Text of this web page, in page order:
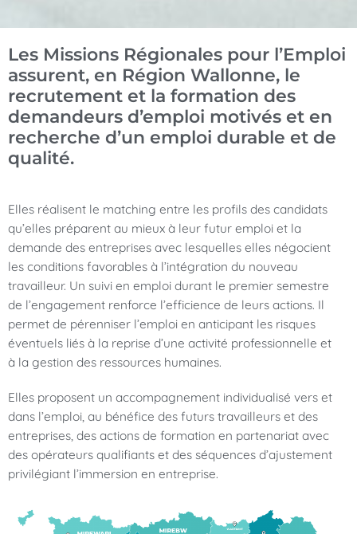
Les Missions Régionales pour l’Emploi
assurent, en Région Wallonne, le
recrutement et la formation des
demandeurs d’emploi motivés et en
recherche d’un emploi durable et de
qualité.
Elles réalisent le matching entre les profils des candidats
qu’elles préparent au mieux à leur futur emploi et la
demande des entreprises avec lesquelles elles négocient
les conditions favorables à l’intégration du nouveau
travailleur. Un suivi en emploi durant le premier semestre
de l’engagement renforce l’efficience de leurs actions. Il
permet de pérenniser l’emploi en anticipant les risques
éventuels liés à la reprise d’une activité professionnelle et
à la gestion des ressources humaines.
Elles proposent un accompagnement individualisé vers et
dans l’emploi, au bénéfice des futurs travailleurs et des
entreprises, des actions de formation en partenariat avec
des opérateurs qualifiants et des séquences d’ajustement
privilégiant l’immersion en entreprise.